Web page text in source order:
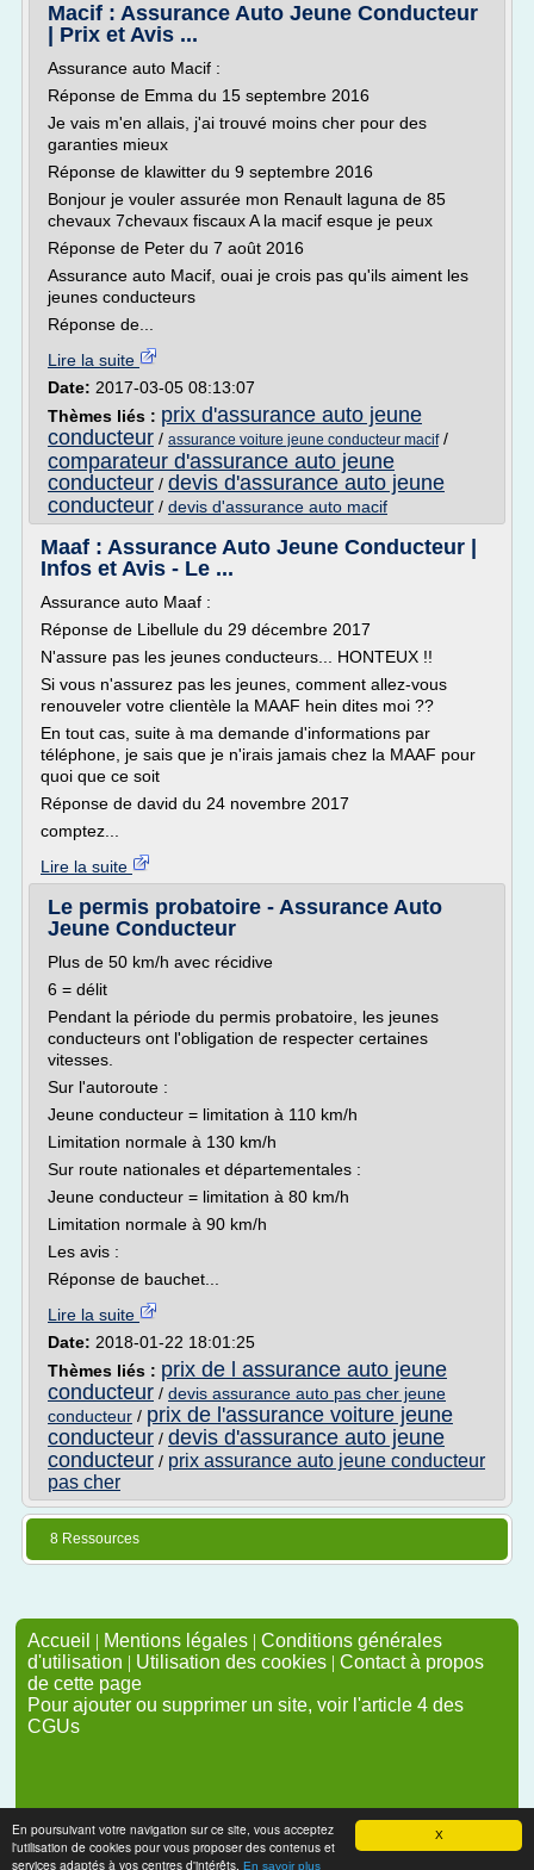
X
En poursuivant votre navigation sur ce site, vous acceptez
l'utilisation de cookies pour vous proposer des contenus et
services adaptés à vos centres d'intérêts. En savoir plus
Macif : Assurance Auto Jeune Conducteur
| Prix et Avis ...
Assurance auto Macif :
Réponse de Emma du 15 septembre 2016
Je vais m'en allais, j'ai trouvé moins cher pour des
garanties mieux
Réponse de klawitter du 9 septembre 2016
Bonjour je vouler assurée mon Renault laguna de 85
chevaux 7chevaux fiscaux A la macif esque je peux
Réponse de Peter du 7 août 2016
Assurance auto Macif, ouai je crois pas qu'ils aiment les
jeunes conducteurs
Réponse de...
Lire la suite
Date: 2017-03-05 08:13:07
Thèmes liés : prix d'assurance auto jeune
conducteur / assurance voiture jeune conducteur macif/
comparateur d'assurance auto jeune
conducteur / devis d'assurance auto jeune
conducteur / devis d'assurance auto macif
Maaf : Assurance Auto Jeune Conducteur |
Infos et Avis - Le ...
Assurance auto Maaf :
Réponse de Libellule du 29 décembre 2017
N'assure pas les jeunes conducteurs... HONTEUX !!
Si vous n'assurez pas les jeunes, comment allez-vous
renouveler votre clientèle la MAAF hein dites moi ??
En tout cas, suite à ma demande d'informations par
téléphone, je sais que je n'irais jamais chez la MAAF pour
quoi que ce soit
Réponse de david du 24 novembre 2017
comptez...
Lire la suite
Le permis probatoire - Assurance Auto
Jeune Conducteur
Plus de 50 km/h avec récidive
6 = délit
Pendant la période du permis probatoire, les jeunes
conducteurs ont l'obligation de respecter certaines
vitesses.
Sur l'autoroute :
Jeune conducteur = limitation à 110 km/h
Limitation normale à 130 km/h
Sur route nationales et départementales :
Jeune conducteur = limitation à 80 km/h
Limitation normale à 90 km/h
Les avis :
Réponse de bauchet...
Lire la suite
Date: 2018-01-22 18:01:25
Thèmes liés : prix de l assurance auto jeune
conducteur / devis assurance auto pas cher jeune
conducteur / prix de l'assurance voiture jeune
conducteur / devis d'assurance auto jeune
conducteur / prix assurance auto jeune conducteur
pas cher
8 Ressources
Accueil | Mentions légales | Conditions générales
d'utilisation | Utilisation des cookies | Contact à propos
de cette page
Pour ajouter ou supprimer un site, voir l'article 4 des
CGUs